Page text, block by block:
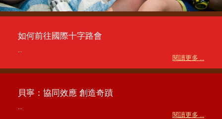
如何前往國際十字路會
...
閱讀更多 ...
貝寧：協同效應 創造奇蹟
...
閱讀更多 ...